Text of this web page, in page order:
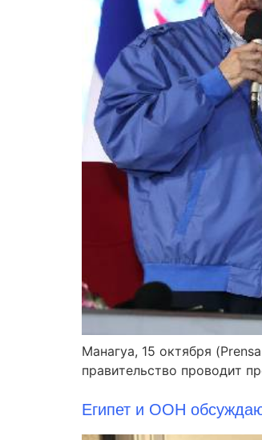
Манагуа, 15 октября
правительство проводит
Египет и ООН